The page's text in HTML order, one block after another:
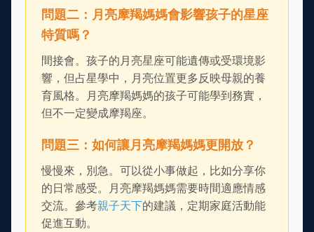
問題二：月亮摩羯媽媽會影響孩子的星座
特質嗎？
間接會。孩子的月亮星座可能遺傳或受環境影
響，但占星學中，月亮位置更多反映母親的養
育風格。月亮摩羯媽媽的孩子可能學到務實，
但不一定變成摩羯座。
問題三：如何讓月亮摩羯媽媽更開放？
慢慢來，別急。可以從小事做起，比如分享你
的日常感受。月亮摩羯媽媽需要時間適應情感
交流。參考親子天下的建議，定期家庭活動能
促進互動。